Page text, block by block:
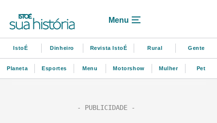
Menu
IstoÉ Dinheiro Revista IstoÉ Rural Gente
Planeta Esportes Menu Motorshow Mulher Pet